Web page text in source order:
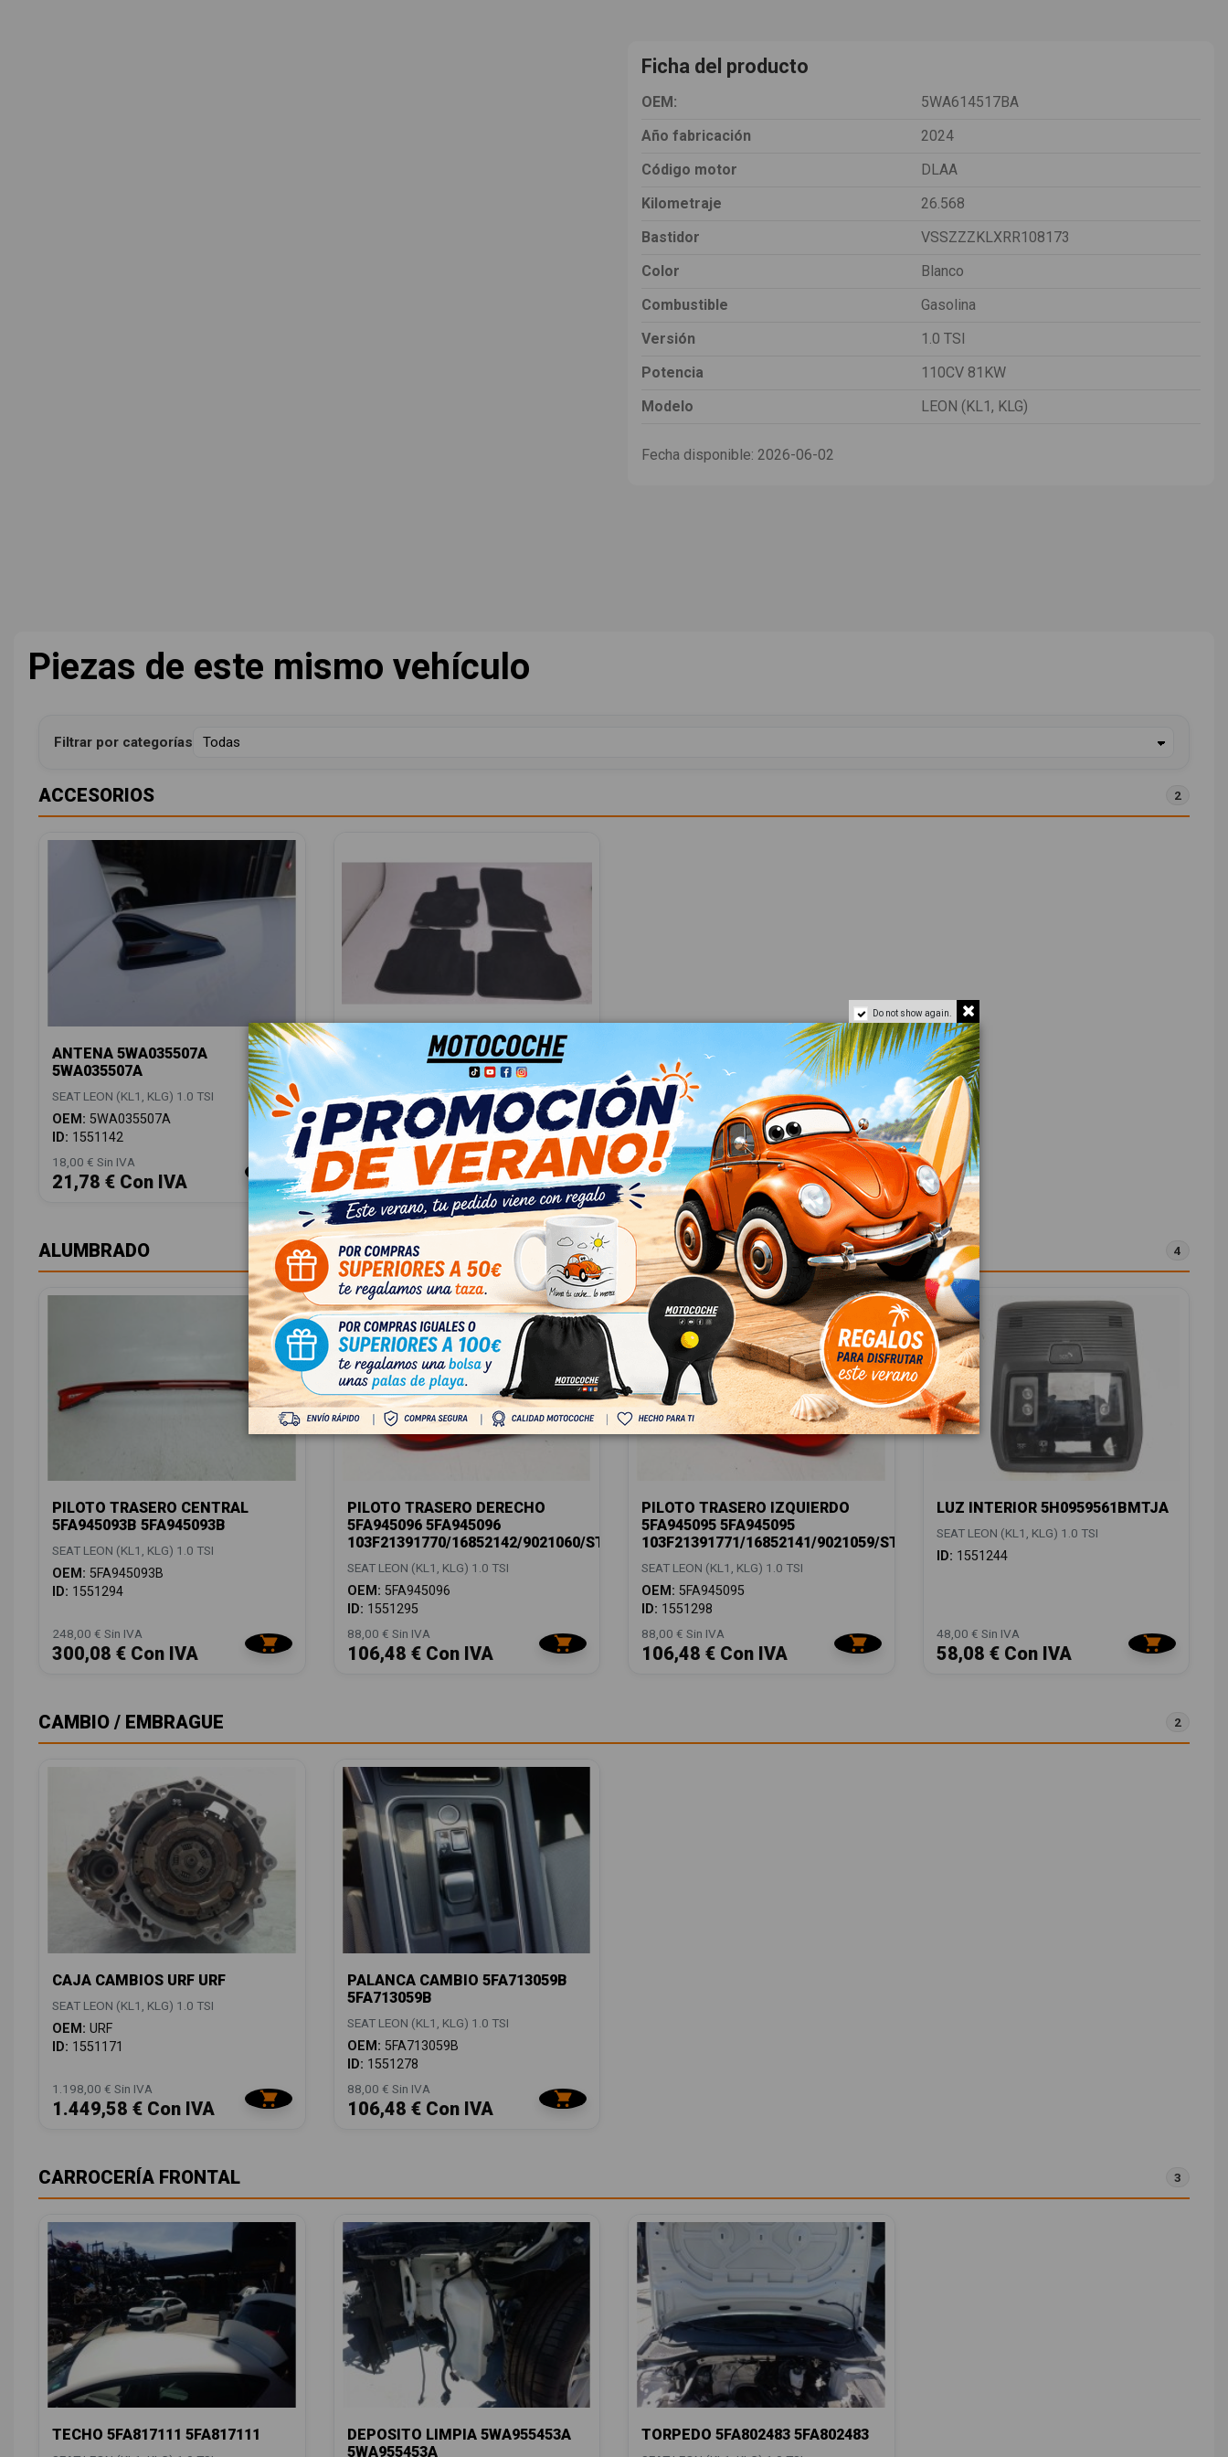
Ficha del producto
OEM:
5WA614517BA
Año fabricación
2024
Código motor
DLAA
Kilometraje
26.568
Bastidor
VSSZZZKLXRR108173
Color
Blanco
Combustible
Gasolina
Versión
1.0 TSI
Potencia
110CV 81KW
Modelo
LEON (KL1, KLG)
Fecha disponible: 2026-06-02
Piezas de este mismo vehículo
Filtrar por categorías
ACCESORIOS 2
ANTENA 5WA035507A
5WA035507A
SEAT LEON (KL1, KLG) 1.0 TSI
OEM: 5WA035507A
ID: 1551142
18,00 € Sin IVA
21,78 € Con IVA
JUEGO ALFOMBRILLAS
5FB061675B 5FB061675B
SEAT LEON (KL1, KLG) 1.0 TSI
OEM:5FB061675B
ID:1551234
48,00 € Sin IVA
58,08 € Con IVA
ALUMBRADO 4
PILOTO TRASERO CENTRAL
5FA945093B 5FA945093B
SEAT LEON (KL1, KLG) 1.0 TSI
OEM: 5FA945093B
ID: 1551294
248,00 € Sin IVA
300,08 € Con IVA
PILOTO TRASERO DERECHO
5FA945096 5FA945096
103F21391770/16852142/9021060/ST4304053
SEAT LEON (KL1, KLG) 1.0 TSI
OEM: 5FA945096
ID: 1551295
88,00 € Sin IVA
106,48 € Con IVA
PILOTO TRASERO IZQUIERDO
5FA945095 5FA945095
103F21391771/16852141/9021059/ST4304054
SEAT LEON (KL1, KLG) 1.0 TSI
OEM: 5FA945095
ID: 1551298
88,00 € Sin IVA
106,48 € Con IVA
LUZ INTERIOR 5H0959561BMTJA
SEAT LEON (KL1, KLG) 1.0 TSI
ID: 1551244
48,00 € Sin IVA
58,08 € Con IVA
CAMBIO / EMBRAGUE 2
CAJA CAMBIOS URF URF
SEAT LEON (KL1, KLG) 1.0 TSI
OEM: URF
ID: 1551171
1.198,00 € Sin IVA
1.449,58 € Con IVA
PALANCA CAMBIO 5FA713059B
5FA713059B
SEAT LEON (KL1, KLG) 1.0 TSI
OEM: 5FA713059B
ID: 1551278
88,00 € Sin IVA
106,48 € Con IVA
CARROCERÍA FRONTAL 3
TECHO 5FA817111 5FA817111
DEPOSITO LIMPIA 5WA955453A
5WA955453A
TORPEDO 5FA802483 5FA802483
Do not show again.